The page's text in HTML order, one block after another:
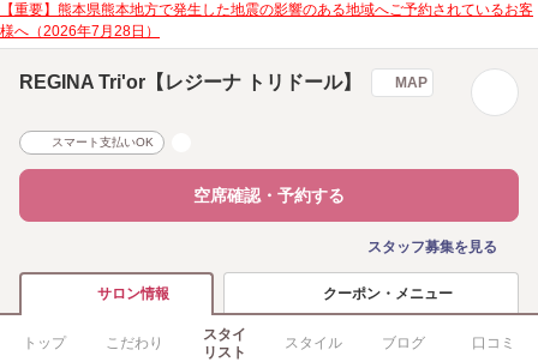
【重要】熊本県熊本地方で発生した地震の影響のある地域へご予約されているお客
様へ（2026年7月28日）
REGINA Tri'or【レジーナ トリドール】 MAP
スマート支払いOK
空席確認・予約する
スタッフ募集を見る
サロン情報 クーポン・メニュー
トップ こだわり
スタイ
リスト
スタイル ブログ 口コミ